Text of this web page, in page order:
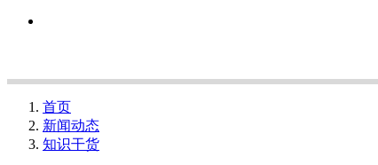
首页
新闻动态
知识干货